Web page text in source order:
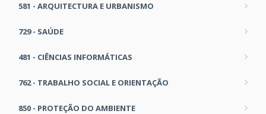
581 - ARQUITECTURA E URBANISMO
729 - SAÚDE
481 - CIÊNCIAS INFORMÁTICAS
762 - TRABALHO SOCIAL E ORIENTAÇÃO
850 - PROTEÇÃO DO AMBIENTE